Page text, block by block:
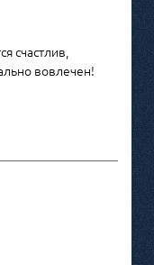
счастлив,
вовлечен!